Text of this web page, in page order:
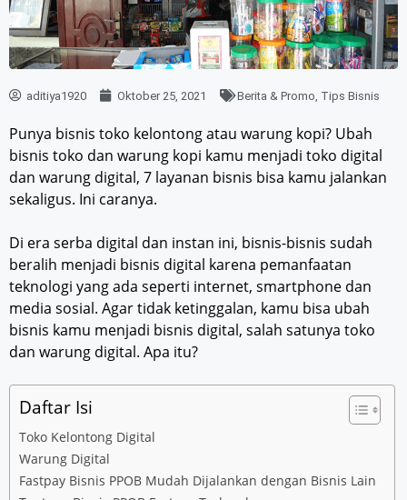
aditiya1920 Oktober 25, 2021 Berita & Promo Tips Bisnis
Punya bisnis toko kelontong atau warung kopi? Ubah
bisnis toko dan warung kopi kamu menjadi toko digital
dan warung digital, 7 layanan bisnis bisa kamu jalankan
sekaligus. Ini caranya.
Di era serba digital dan instan ini, bisnis-bisnis sudah
beralih menjadi bisnis digital karena pemanfaatan
teknologi yang ada seperti internet, smartphone dan
media sosial. Agar tidak ketinggalan, kamu bisa ubah
bisnis kamu menjadi bisnis digital, salah satunya toko
dan warung digital. Apa itu?
Daftar Isi
Toko Kelontong Digital
Warung Digital
Fastpay Bisnis PPOB Mudah Dijalankan dengan Bisnis Lain